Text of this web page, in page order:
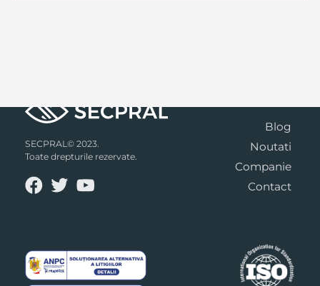
SECPRAL© 2023.
Toate drepturile rezervate.
Blog
Noutati
Companie
Contact